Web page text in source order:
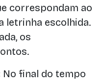
correspondam ao
letrinha escolhida.
os
No final do tempo